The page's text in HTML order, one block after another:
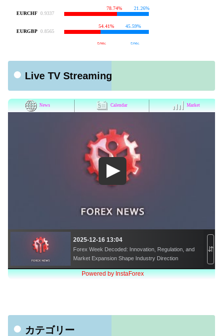
Live TV Streaming
カテゴリー